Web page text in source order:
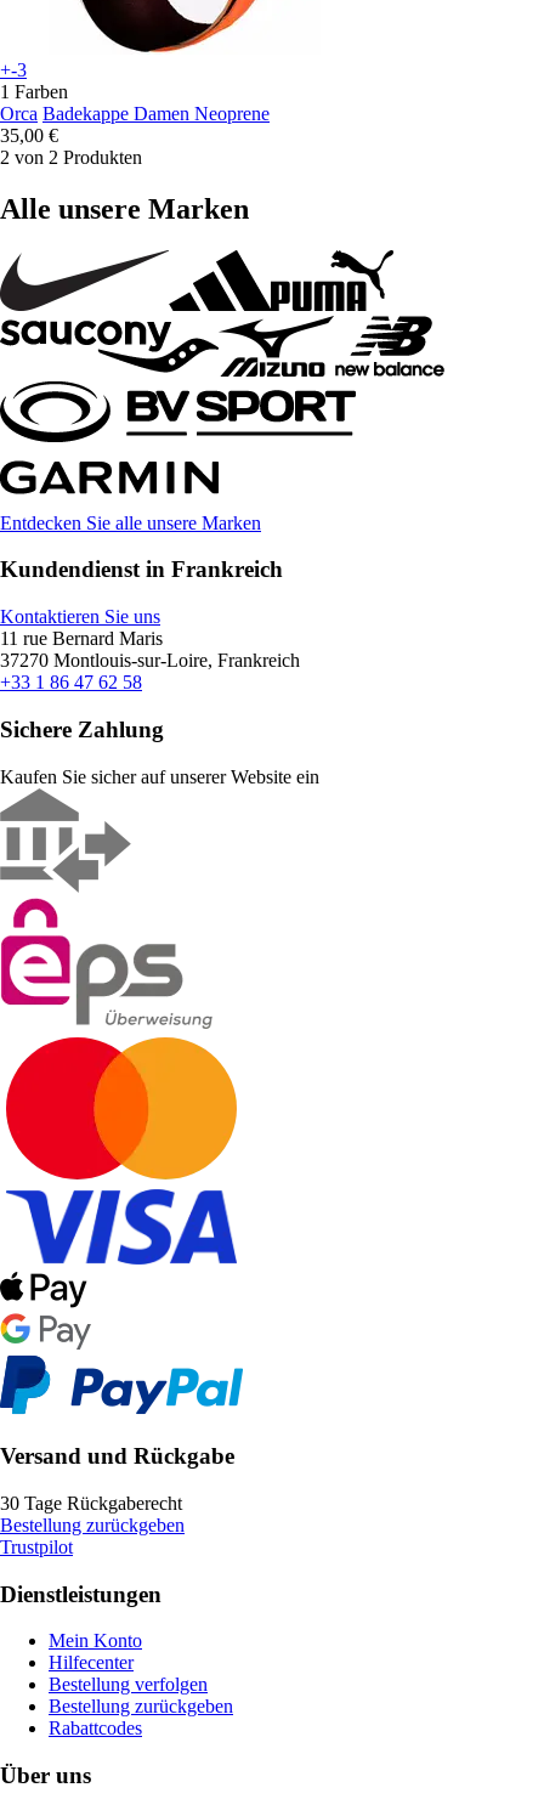
+-3
1 Farben
Orca Badekappe Damen Neoprene
35,00 €
2 von 2 Produkten
Alle unsere Marken
Entdecken Sie alle unsere Marken
Kundendienst in Frankreich
Kontaktieren Sie uns
11 rue Bernard Maris
37270 Montlouis-sur-Loire, Frankreich
+33 1 86 47 62 58
Sichere Zahlung
Kaufen Sie sicher auf unserer Website ein
Versand und Rückgabe
30 Tage Rückgaberecht
Bestellung zurückgeben
Trustpilot
Dienstleistungen
Mein Konto
Hilfecenter
Bestellung verfolgen
Bestellung zurückgeben
Rabattcodes
Über uns